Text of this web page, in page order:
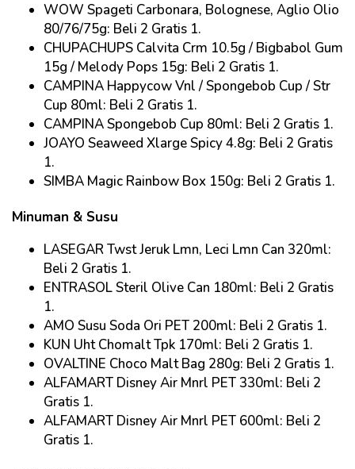
WOW Spageti Carbonara, Bolognese, Aglio Olio
80/76/75g: Beli 2 Gratis 1.
CHUPACHUPS Calvita Crm 10.5g / Bigbabol Gum
15g / Melody Pops 15g: Beli 2 Gratis 1.
CAMPINA Happycow Vnl / Spongebob Cup / Str
Cup 80ml: Beli 2 Gratis 1.
CAMPINA Spongebob Cup 80ml: Beli 2 Gratis 1.
JOAYO Seaweed Xlarge Spicy 4.8g: Beli 2 Gratis
1.
SIMBA Magic Rainbow Box 150g: Beli 2 Gratis 1.
Minuman & Susu
LASEGAR Twst Jeruk Lmn, Leci Lmn Can 320ml:
Beli 2 Gratis 1.
ENTRASOL Steril Olive Can 180ml: Beli 2 Gratis
1.
AMO Susu Soda Ori PET 200ml: Beli 2 Gratis 1.
KUN Uht Chomalt Tpk 170ml: Beli 2 Gratis 1.
OVALTINE Choco Malt Bag 280g: Beli 2 Gratis 1.
ALFAMART Disney Air Mnrl PET 330ml: Beli 2
Gratis 1.
ALFAMART Disney Air Mnrl PET 600ml: Beli 2
Gratis 1.